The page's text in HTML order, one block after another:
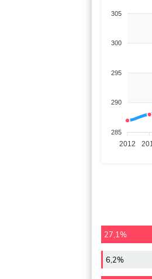
305
300
295
290
285
2012
27,1%
6,2%